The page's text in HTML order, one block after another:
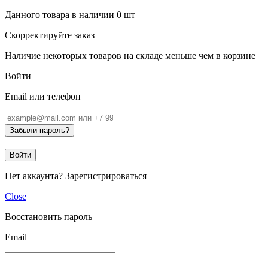
Данного товара в наличии 0 шт
Скорректируйте заказ
Наличие некоторых товаров на складе меньше чем в корзине
Войти
Email или телефон
Забыли пароль?
Войти
Нет аккаунта? Зарегистрироваться
Close
Восстановить пароль
Email